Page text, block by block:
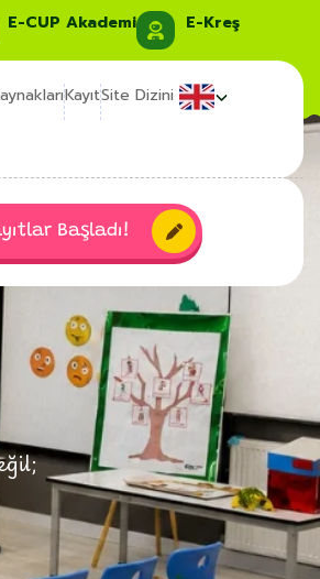
Üniversitesi Uluslararası
E-CUP Akademi E-Kreş
KayıtSite Dizini
Başladı!